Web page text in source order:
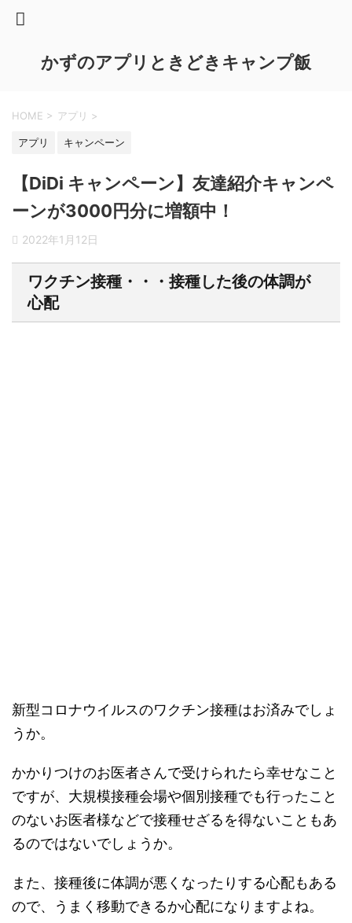
かずのアプリときどきキャンプ飯
HOME > アプリ >
アプリ キャンペーン
【DiDi キャンペーン】友達紹介キャンペ
ーンが3000円分に増額中！
2022年1月12日
ワクチン接種・・・接種した後の体調が
心配
新型コロナウイルスのワクチン接種はお済みでしょ
うか。
かかりつけのお医者さんで受けられたら幸せなこと
ですが、 大規模接種会場や個別接種でも行ったこと
のないお医者様などで接種せざるを得ないこともあ
るのではないでしょうか。
また、 接種後に体調が悪くなったりする心配もある
ので、うまく移動できるか心配になりますよね。